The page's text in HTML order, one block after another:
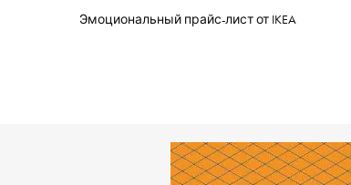
Эмоциональный прайс-лист от IKEA